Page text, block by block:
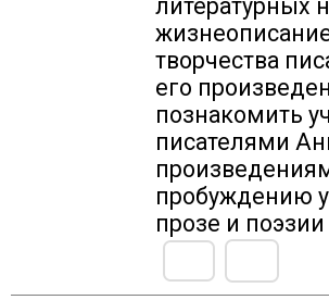
литературных
творчества
его
познакомить
писателями
пробуждению
прозе и